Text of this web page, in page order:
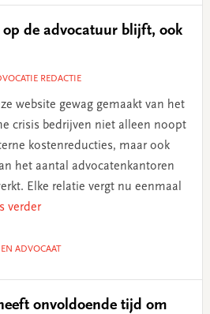
de advocatuur blijft, ook
REDACTIE
website gewag gemaakt van het
crisis bedrijven niet alleen noopt
kostenreducties, maar ook
het aantal advocatenkantoren
Elke relatie vergt nu eenmaal
verder
EN ADVOCAAT
onvoldoende tijd om